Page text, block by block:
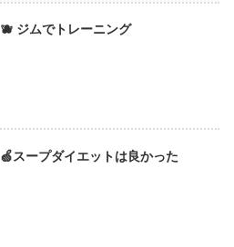
🫐 ジムでトレーニング
🍏スープダイエットは良かった